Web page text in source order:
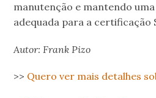
manutenção e mantendo
adequada para a certificação
Autor: Frank Pizo
>> Quero ver mais detalhes